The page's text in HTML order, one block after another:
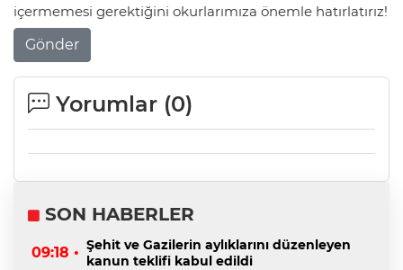
içermemesi gerektiğini okurlarımıza önemle hatırlatırız!
Gönder
Yorumlar (0)
SON HABERLER
09:18 • Şehit ve Gazilerin aylıklarını düzenleyen
kanun teklifi kabul edildi